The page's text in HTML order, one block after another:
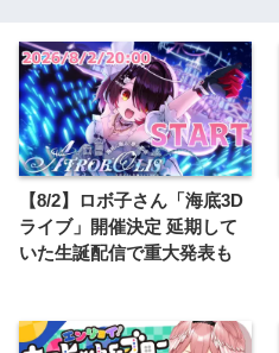
【8/2】ロボ子さん「海底3D
ライブ」開催決定 延期して
いた生誕配信で重大発表も